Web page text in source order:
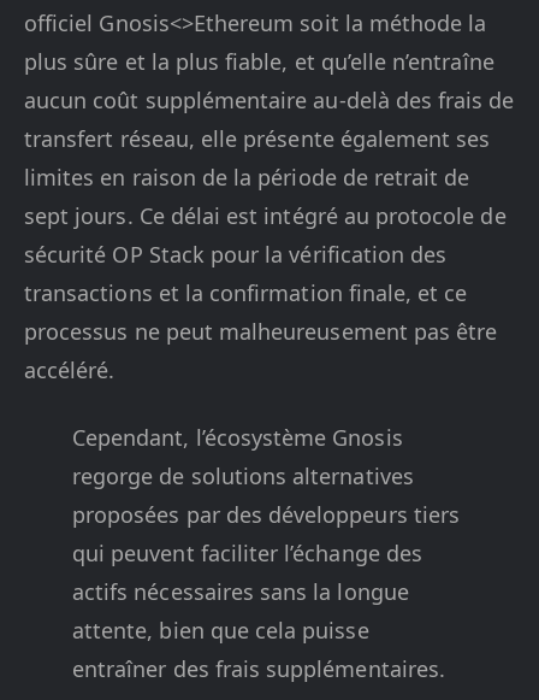
officiel Gnosis<>Ethereum soit la méthode la
plus sûre et la plus fiable, et qu’elle n’entraîne
aucun coût supplémentaire au-delà des frais de
transfert réseau, elle présente également ses
limites en raison de la période de retrait de
sept jours. Ce délai est intégré au protocole de
sécurité OP Stack pour la vérification des
transactions et la confirmation finale, et ce
processus ne peut malheureusement pas être
accéléré.
Cependant, l’écosystème Gnosis
regorge de solutions alternatives
proposées par des développeurs tiers
qui peuvent faciliter l’échange des
actifs nécessaires sans la longue
attente, bien que cela puisse
entraîner des frais supplémentaires.